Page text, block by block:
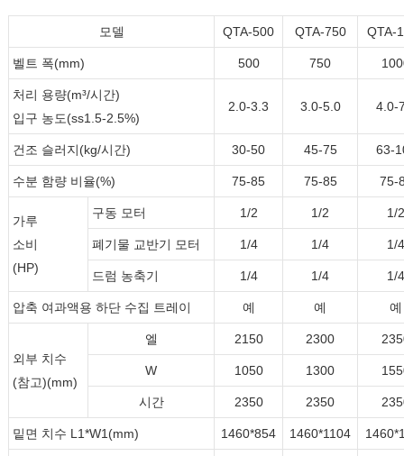
모델 QTA-500 QTA-750 QTA-
벨트 폭(mm) 500 750
처리 용량(m³/시간)
입구 농도(ss1.5-2.5%)
2.0-3.3 3.0-5.0 4.0-
건조 슬러지(kg/시간) 30-50 45-75 63-
수분 함량 비율(%) 75-85 75-85 75-
가루
소비
(HP)
구동 모터 1/2 1/2 1/2
폐기물 교반기 모터 1/4 1/4 1/4
드럼 농축기 1/4 1/4 1/4
압축 여과액용 하단 수집 트레이 예 예 예
외부 치수
(참고)(mm)
엘 2150 2300
W 1050 1300
시간 2350 2350
밑면 치수 L1*W1(mm) 1460*854 1460*1104